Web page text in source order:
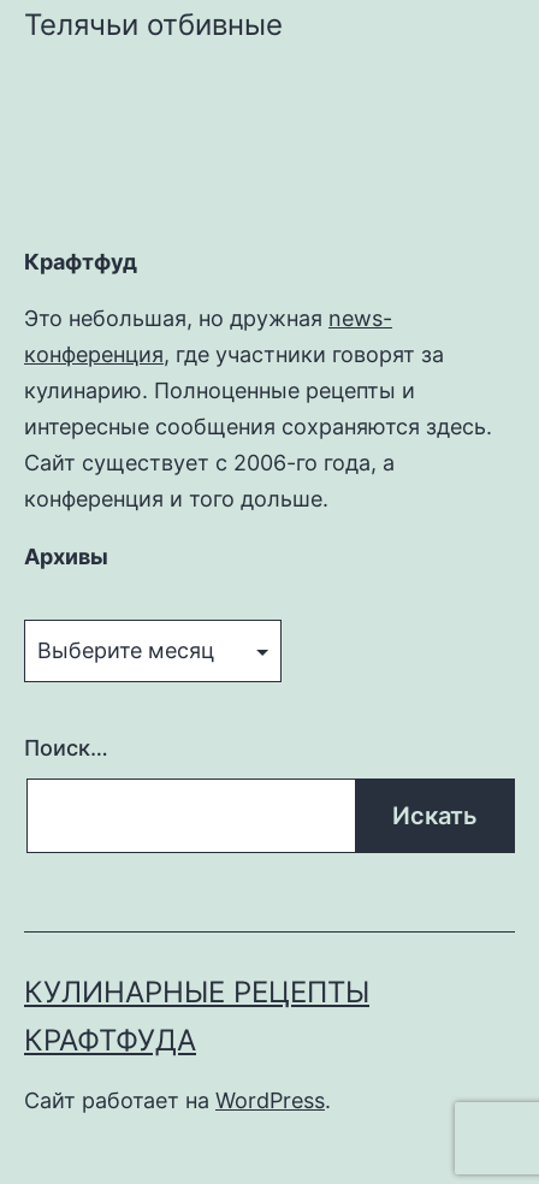
Телячьи отбивные
Крафтфуд
Это небольшая, но дружная news-
конференция, где участники говорят за
кулинарию. Полноценные рецепты и
интересные сообщения сохраняются здесь.
Сайт существует с 2006-го года, а
конференция и того дольше.
Архивы
Поиск…
КУЛИНАРНЫЕ РЕЦЕПТЫ
КРАФТФУДА
Сайт работает на WordPress.